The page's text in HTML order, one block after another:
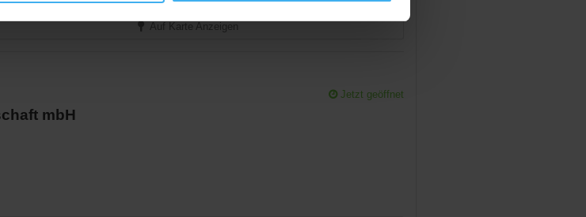
Auf Karte Anzeigen
Jetzt geöffnet
mbH